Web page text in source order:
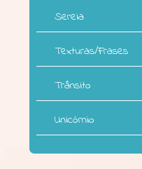
Sereia
Texturas/Frases
Trânsito
Unicórnio